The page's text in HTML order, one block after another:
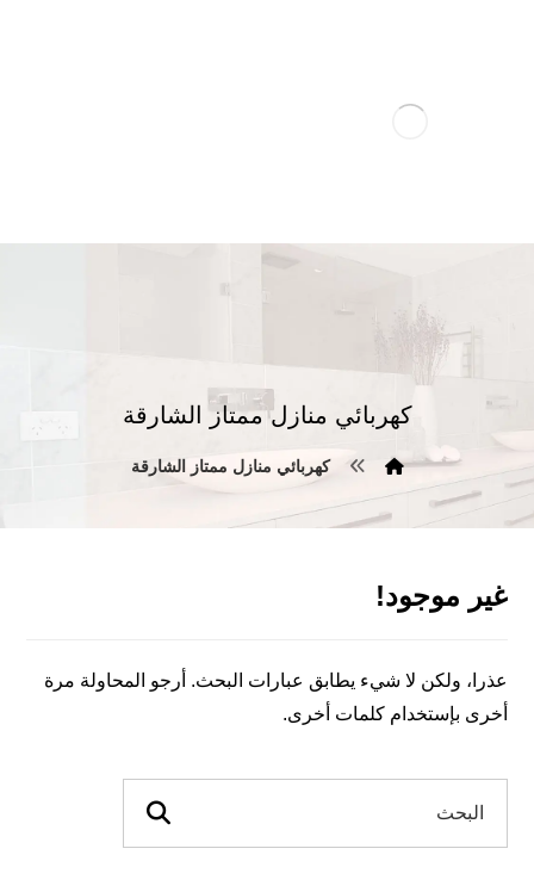
كهربائي منازل ممتاز الشارقة
كهربائي منازل ممتاز الشارقة
غير موجود!
عذرا، ولكن لا شيء يطابق عبارات البحث. أرجو المحاولة مرة
أخرى بإستخدام كلمات أخرى.